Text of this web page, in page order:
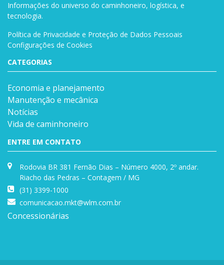
Informações do universo do caminhoneiro, logística, e
tecnologia.
Política de Privacidade e Proteção de Dados Pessoais
Configurações de Cookies
CATEGORIAS
Economia e planejamento
Manutenção e mecânica
Notícias
Vida de caminhoneiro
ENTRE EM CONTATO
Rodovia BR 381 Fernão Dias – Número 4000, 2º andar.
Riacho das Pedras – Contagem / MG
(31) 3399-1000
comunicacao.mkt@wlm.com.br
Concessionárias